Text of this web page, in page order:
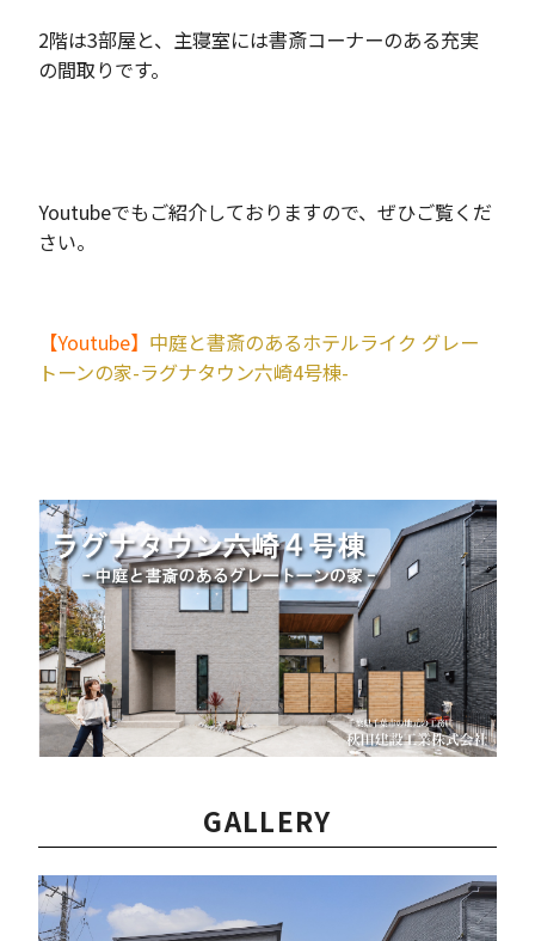
2階は3部屋と、主寝室には書斎コーナーのある充実
の間取りです。
Youtubeでもご紹介しておりますので、ぜひご覧くだ
さい。
【Youtube】 中庭と書斎のあるホテルライク グレー
トーンの家-ラグナタウン六崎4号棟-
GALLERY